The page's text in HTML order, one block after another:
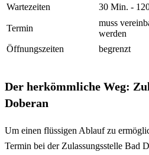
Wartezeiten
30 Min. -
Termin
muss
werden
Öffnungszeiten begrenzt
Der herkömmliche Weg:
Doberan
Um einen flüssigen Ablauf zu
Termin bei der Zulassungsstelle Bad